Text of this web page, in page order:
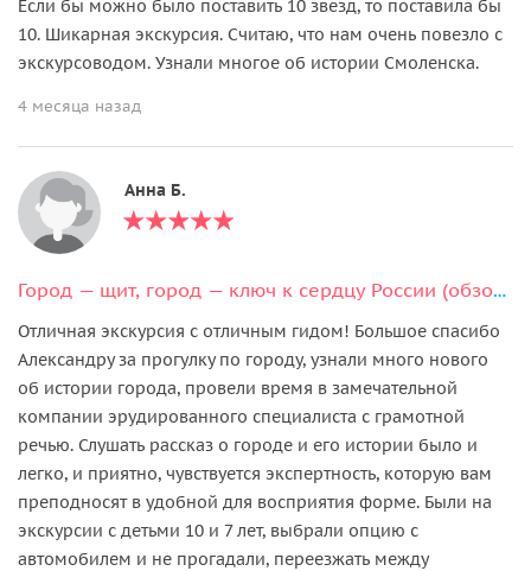
Если бы можно было поставить 10 звезд, то поставила бы
10. Шикарная экскурсия. Считаю, что нам очень повезло с
экскурсоводом. Узнали многое об истории Смоленска.
4 месяца назад
Анна Б.
Город — щит, город — ключ к сердцу России (обзорная экскурсия)
Отличная экскурсия с отличным гидом! Большое спасибо
Александру за прогулку по городу, узнали много нового
об истории города, провели время в замечательной
компании эрудированного специалиста с грамотной
речью. Слушать рассказ о городе и его истории было и
легко, и приятно, чувствуется экспертность, которую вам
преподносят в удобной для восприятия форме. Были на
экскурсии с детьми 10 и 7 лет, выбрали опцию с
автомобилем и не прогадали, переезжать между